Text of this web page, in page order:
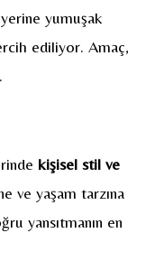
yumuşak
ediliyor. Amaç,
kişisel stil ve
ve yaşam tarzına
yansıtmanın en